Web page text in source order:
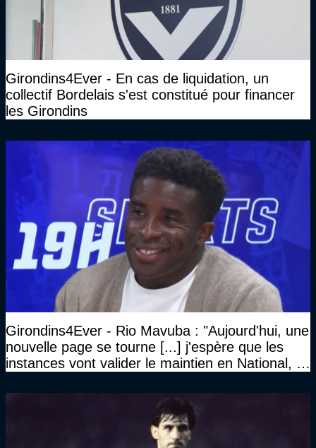
Girondins4Ever - En cas de liquidation, un
collectif Bordelais s'est constitué pour financer
les Girondins
Girondins4Ever - Rio Mavuba : "Aujourd'hui, une
nouvelle page se tourne [...] j'espère que les
instances vont valider le maintien en National, et
haut niveau"